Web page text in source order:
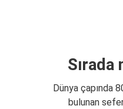
Sırada
Dünya çapında
bulunan